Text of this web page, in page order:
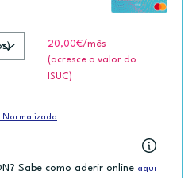
20,00€/mês
(acresce o valor do
ISUC)
Normalizada
Sabe como aderir online aqui